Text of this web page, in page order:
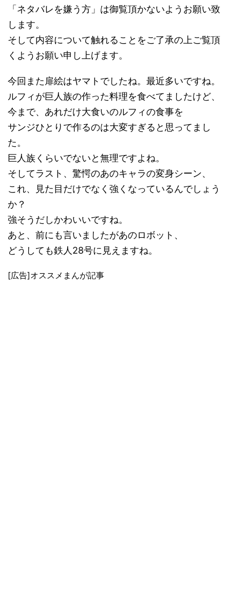
「ネタバレを嫌う方」は御覧頂かないようお願い致
します。
そして内容について触れることをご了承の上ご覧頂
くようお願い申し上げます。
今回また扉絵はヤマトでしたね。最近多いですね。
ルフィが巨人族の作った料理を食べてましたけど、
今まで、あれだけ大食いのルフィの食事を
サンジひとりで作るのは大変すぎると思ってまし
た。
巨人族くらいでないと無理ですよね。
そしてラスト、驚愕のあのキャラの変身シーン、
これ、見た目だけでなく強くなっているんでしょう
か？
強そうだしかわいいですね。
あと、前にも言いましたがあのロボット、
どうしても鉄人28号に見えますね。
[広告]オススメまんが記事